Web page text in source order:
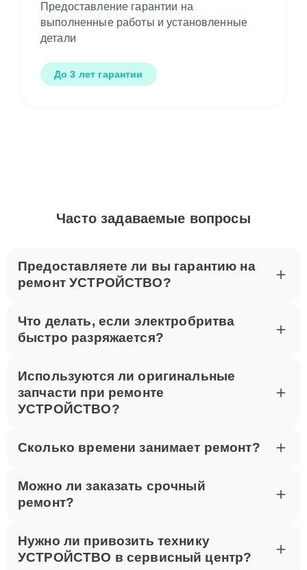
Предоставление гарантии на
выполненные работы и установленные
детали
До 3 лет гарантии
Часто задаваемые вопросы
Предоставляете ли вы гарантию на
ремонт УСТРОЙСТВО?
Что делать, если электробритва
быстро разряжается?
Используются ли оригинальные
запчасти при ремонте
УСТРОЙСТВО?
Сколько времени занимает ремонт?
Можно ли заказать срочный
ремонт?
Нужно ли привозить технику
УСТРОЙСТВО в сервисный центр?